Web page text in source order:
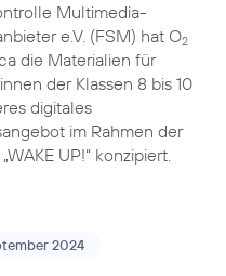
Multimedia-
e.V. (FSM) hat O2
die Materialien für
der Klassen 8 bis 10
digitales
im Rahmen der
UP!“ konzipiert.
2024